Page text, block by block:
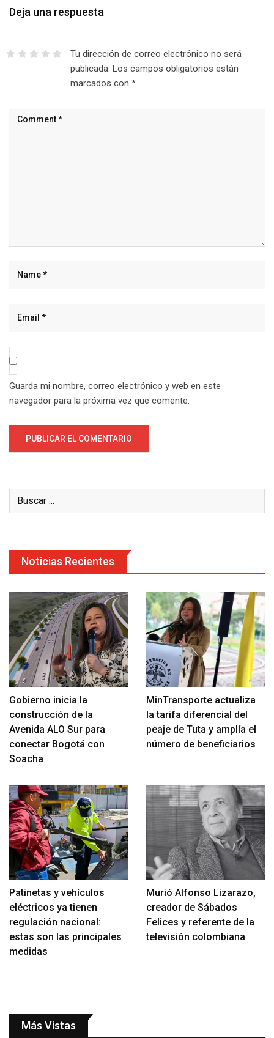
Deja una respuesta
Tu dirección de correo electrónico no será
publicada. Los campos obligatorios están
marcados con *
Guarda mi nombre, correo electrónico y web en este
navegador para la próxima vez que comente.
Noticias Recientes
Gobierno inicia la
construcción de la
Avenida ALO Sur para
conectar Bogotá con
Soacha
MinTransporte actualiza
la tarifa diferencial del
peaje de Tuta y amplía el
número de beneficiarios
Patinetas y vehículos
eléctricos ya tienen
regulación nacional:
estas son las principales
medidas
Murió Alfonso Lizarazo,
creador de Sábados
Felices y referente de la
televisión colombiana
Más Vistas